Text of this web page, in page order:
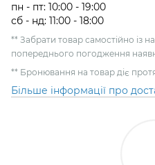
пн - пт: 10:00 - 19:00
сб - нд: 11:00 - 18:00
** Забрати товар самостійно із
попереднього погодження
** Бронювання на товар діє
Більше інформації про